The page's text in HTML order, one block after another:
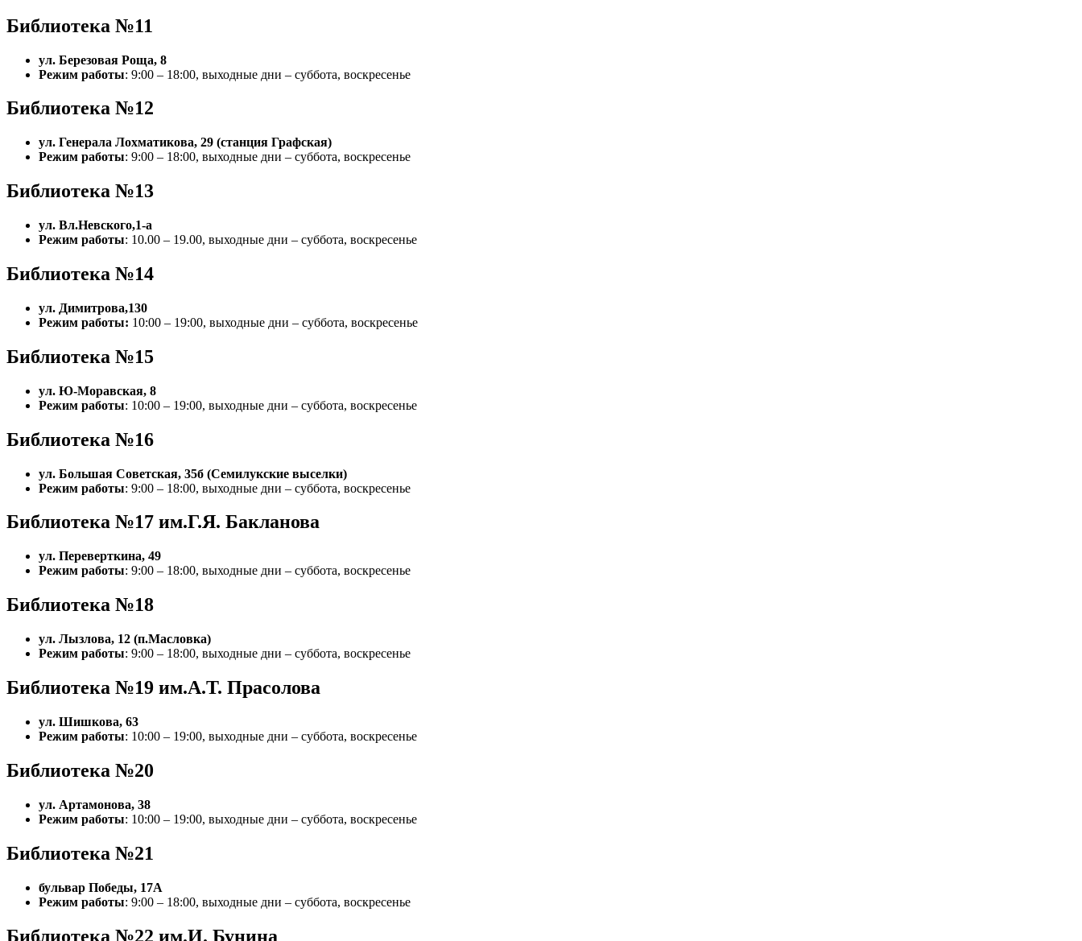
Библиотека №11
ул. Березовая Роща, 8
Режим работы: 9:00 – 18:00, выходные дни – суббота, воскресенье
Библиотека №12
ул. Генерала Лохматикова, 29 (станция Графская)
Режим работы: 9:00 – 18:00, выходные дни – суббота, воскресенье
Библиотека №13
ул. Вл.Невского,1-а
Режим работы: 10.00 – 19.00, выходные дни – суббота, воскресенье
Библиотека №14
ул. Димитрова,130
Режим работы: 10:00 – 19:00, выходные дни – суббота, воскресенье
Библиотека №15
ул. Ю-Моравская, 8
Режим работы: 10:00 – 19:00, выходные дни – суббота, воскресенье
Библиотека №16
ул. Большая Советская, 35б (Семилукские выселки)
Режим работы: 9:00 – 18:00, выходные дни – суббота, воскресенье
Библиотека №17 им.Г.Я. Бакланова
ул. Переверткина, 49
Режим работы: 9:00 – 18:00, выходные дни – суббота, воскресенье
Библиотека №18
ул. Лызлова, 12 (п.Масловка)
Режим работы: 9:00 – 18:00, выходные дни – суббота, воскресенье
Библиотека №19 им.А.Т. Прасолова
ул. Шишкова, 63
Режим работы: 10:00 – 19:00, выходные дни – суббота, воскресенье
Библиотека №20
ул. Артамонова, 38
Режим работы: 10:00 – 19:00, выходные дни – суббота, воскресенье
Библиотека №21
бульвар Победы, 17А
Режим работы: 9:00 – 18:00, выходные дни – суббота, воскресенье
Библиотека №22 им.И. Бунина